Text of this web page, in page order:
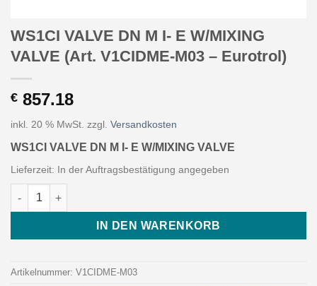
WS1CI VALVE DN M I- E W/MIXING
VALVE (Art. V1CIDME-M03 – Eurotrol)
€ 857.18
inkl. 20 % MwSt. zzgl. Versandkosten
WS1CI VALVE DN M I- E W/MIXING VALVE
Lieferzeit: In der Auftragsbestätigung angegeben
WS1CI VALVE DN M I- E W/MIXING VALVE (Art. V1CIDME-M03 -
IN DEN WARENKORB
Artikelnummer: V1CIDME-M03